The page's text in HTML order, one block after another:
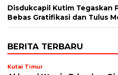
Disdukcapil Kutim Tegaskan
Bebas Gratifikasi dan Tulus
BERITA TERBARU
Kutai Timur